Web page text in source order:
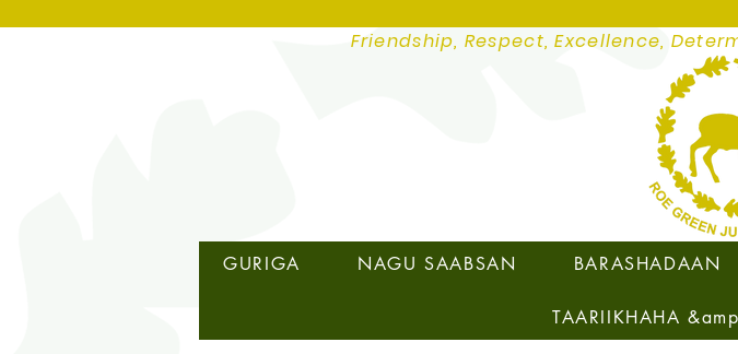
Friendship, Respect, Excellence,
GURIGA NAGU SAABSAN BARASHADAAN
TAARIIKHAHA